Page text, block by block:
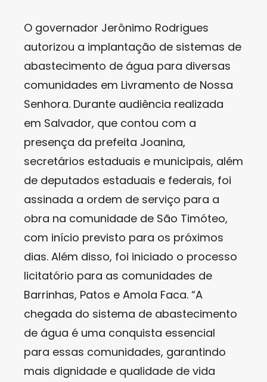
O governador Jerônimo Rodrigues
autorizou a implantação de sistemas de
abastecimento de água para diversas
comunidades em Livramento de Nossa
Senhora. Durante audiência realizada
em Salvador, que contou com a
presença da prefeita Joanina,
secretários estaduais e municipais, além
de deputados estaduais e federais, foi
assinada a ordem de serviço para a
obra na comunidade de São Timóteo,
com início previsto para os próximos
dias. Além disso, foi iniciado o processo
licitatório para as comunidades de
Barrinhas, Patos e Amola Faca. “A
chegada do sistema de abastecimento
de água é uma conquista essencial
para essas comunidades, garantindo
mais dignidade e qualidade de vida